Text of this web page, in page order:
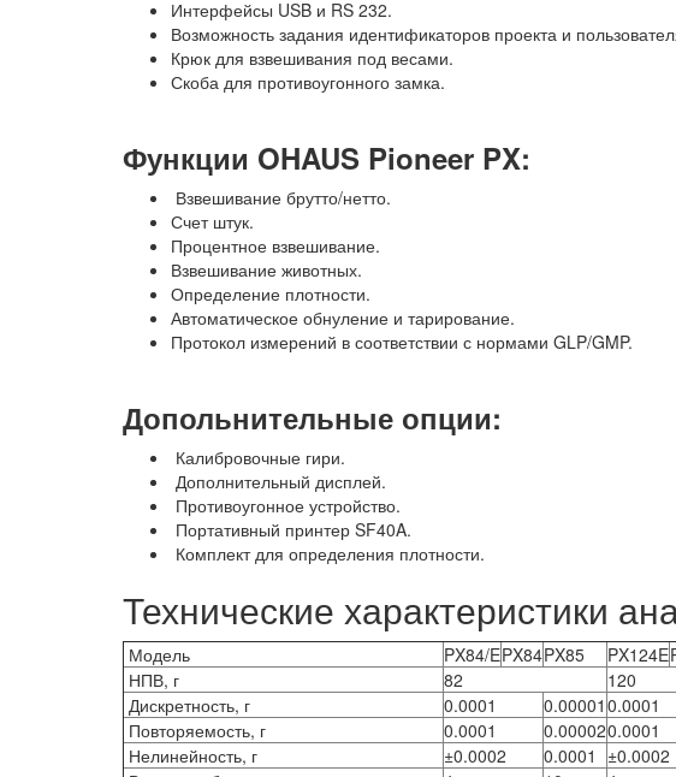
Интерфейсы USB и RS 232.
Возможность задания идентификаторов проекта и
Крюк для взвешивания под весами.
Скоба для противоугонного замка.
Функции OHAUS Pioneer PX:
Взвешивание брутто/нетто.
Счет штук.
Процентное взвешивание.
Взвешивание животных.
Определение плотности.
Автоматическое обнуление и тарирование.
Протокол измерений в соответствии с нормами GLP/GMP.
Допольнительные опции:
Калибровочные гири.
Дополнительный дисплей.
Противоугонное устройство.
Портативный принтер SF40A.
Комплект для определения плотности.
Технические характеристики
Модель PX84/EPX84PX85 PX124E
НПВ, г
82 120
Дискретность, г
0.0001 0.00001 0.0001
Повторяемость, г
0.0001 0.000020.0001
Нелинейность, г
±0.0002 0.0001 ±0.0002